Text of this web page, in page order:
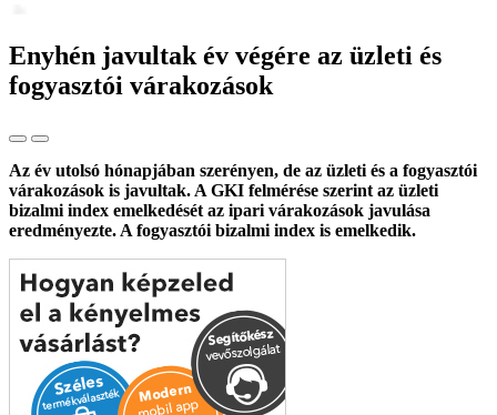
Enyhén javultak év végére az üzleti és
fogyasztói várakozások
Az év utolsó hónapjában szerényen, de az üzleti és a fogyasztói
várakozások is javultak. A GKI felmérése szerint az üzleti
bizalmi index emelkedését az ipari várakozások javulása
eredményezte. A fogyasztói bizalmi index is emelkedik.